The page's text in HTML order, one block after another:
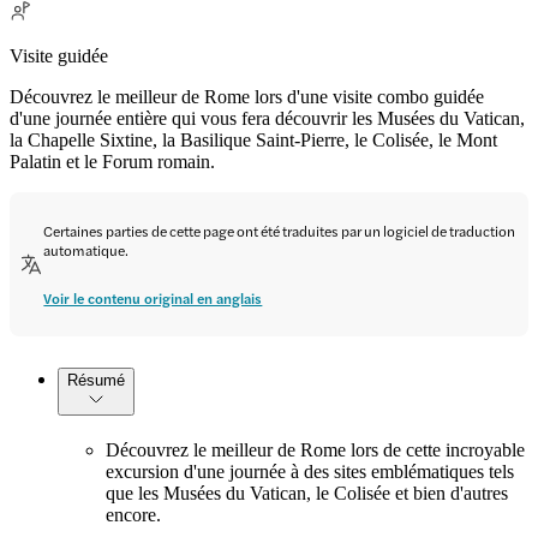
Visite guidée
Découvrez le meilleur de Rome lors d'une visite combo guidée
d'une journée entière qui vous fera découvrir les Musées du Vatican,
la Chapelle Sixtine, la Basilique Saint-Pierre, le Colisée, le Mont
Palatin et le Forum romain.
Certaines parties de cette page ont été traduites par un logiciel de traduction
automatique.
Voir le contenu original en anglais
Résumé
Découvrez le meilleur de Rome lors de cette incroyable
excursion d'une journée à des sites emblématiques tels
que les Musées du Vatican, le Colisée et bien d'autres
encore.